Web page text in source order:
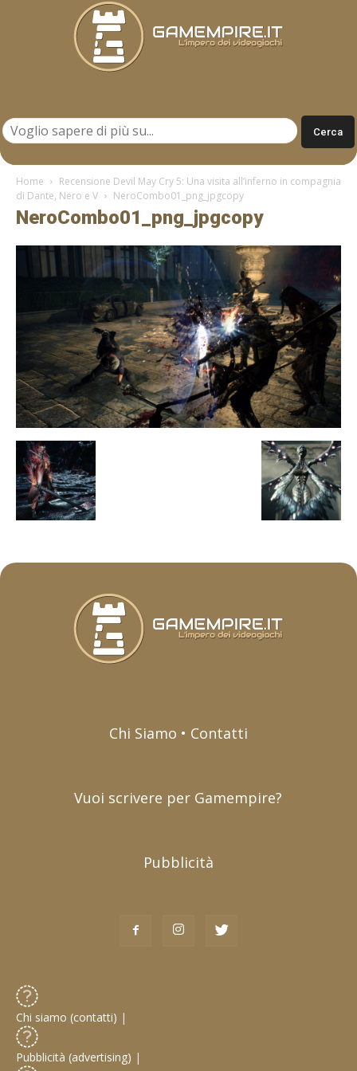
Home
Recensione Devil May Cry 5: Una visita all’inferno in compagnia
di Dante, Nero e V
NeroCombo01_png_jpgcopy
NeroCombo01_png_jpgcopy
Chi Siamo • Contatti
Vuoi scrivere per Gamempire?
Pubblicità
Chi siamo (contatti) |
Pubblicità (advertising) |